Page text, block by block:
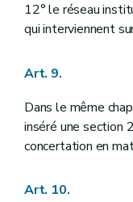
12° le réseau
qui interviennent
Art. 9.
Dans le même
inséré une section
concertation en
Art. 10.